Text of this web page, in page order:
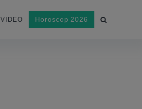
VIDEO Horoscop 2026